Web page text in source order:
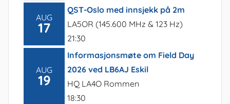
AUG
17
QST-Oslo med innsjekk på 2m
LA5OR (145.600 MHz & 123 Hz)
21:30
AUG
19
Informasjonsmøte om Field Day
2026 ved LB6AJ Eskil
HQ LA4O Rommen
18:30